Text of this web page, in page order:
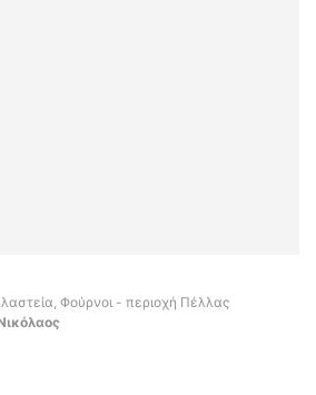
Φούρνοι - περιοχή Πέλλας